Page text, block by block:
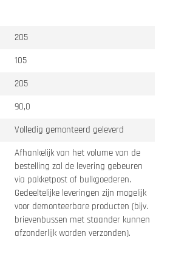
205
105
205
90,0
Volledig gemonteerd geleverd
Afhankelijk van het volume van de
bestelling zal de levering gebeuren
via pakketpost of bulkgoederen.
Gedeeltelijke leveringen zijn mogelijk
voor demonteerbare producten (bijv.
brievenbussen met staander kunnen
afzonderlijk worden verzonden).